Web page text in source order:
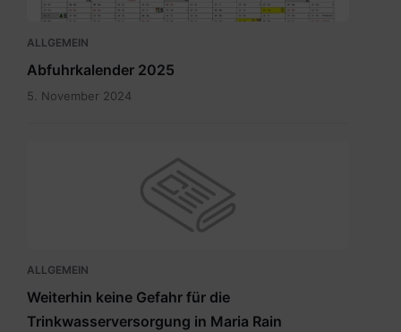
ALLGEMEIN
Abfuhrkalender 2025
5. November 2024
ALLGEMEIN
Weiterhin keine Gefahr für die
Trinkwasserversorgung in Maria Rain